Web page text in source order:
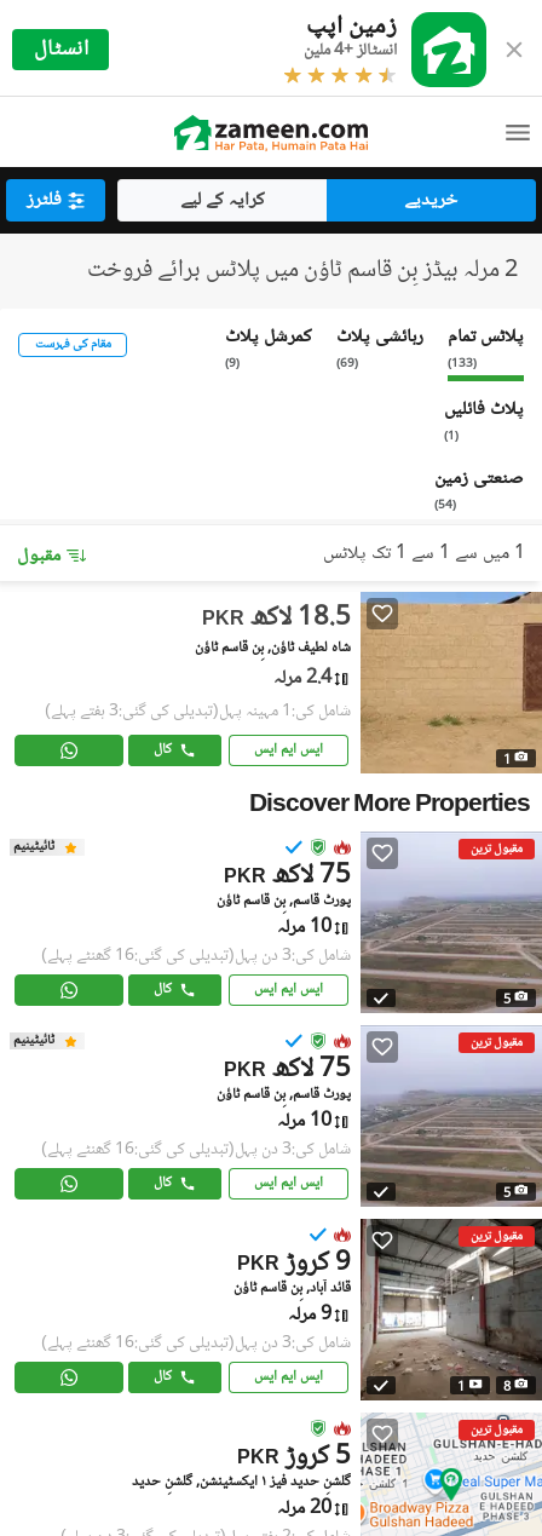
زمین اپپ
انسٹالز +4 ملین انسٹال
خریدیے کرایہ کے لیے فلٹرز
2 مرلہ بیڈز بِن قاسم ٹاؤن میں پلاٹس برائے فروخت
پلاٹس تمام
(
133
)
رہائشی پلاٹ
(
69
)
کمرشل پلاٹ
(
9
)
پلاٹ فائلیں
(
1
)
صنعتی زمین
(
54
)
مقام کی فہرست
1 میں سے 1 سے 1 تک پلاٹس مقبول
1
PKR 18.5 لاکھ
شاہ لطیف ٹاؤن, بِن قاسم ٹاؤن
2.4 مرلہ
شامل کی:1 مہینہ پہل (تبدیلی کی گئی:3 ہفتے پہلے)
ایس ایم ایس کال
Discover More Properties
مقبول ترین
5
ٹائیٹینیم
PKR 75 لاکھ
پورٹ قاسم, بِن قاسم ٹاؤن
10 مرلہ
شامل کی:3 دن پہل (تبدیلی کی گئی:16 گھنٹے پہلے)
ایس ایم ایس کال
مقبول ترین
5
ٹائیٹینیم
PKR 75 لاکھ
پورٹ قاسم, بِن قاسم ٹاؤن
10 مرلہ
شامل کی:3 دن پہل (تبدیلی کی گئی:16 گھنٹے پہلے)
ایس ایم ایس کال
مقبول ترین
8
1
PKR 9 کروڑ
قائد آباد, بِن قاسم ٹاؤن
9 مرلہ
شامل کی:3 دن پہل (تبدیلی کی گئی:16 گھنٹے پہلے)
ایس ایم ایس کال
مقبول ترین
PKR 5 کروڑ
گلشنِ حدید فیز ١ ایکسٹینشن, گلشنِ حدید
20 مرلہ